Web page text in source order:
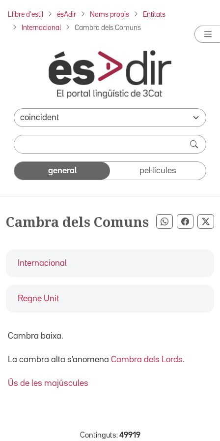
Llibre d'estil ésAdir Noms propis Entitats
Internacional Cambra dels Comuns
general pel·lícules
Cambra dels Comuns Compartir
Internacional
Regne Unit
Cambra baixa.
La cambra alta s'anomena Cambra dels Lords.
Ús de les majúscules
Continguts: 49919